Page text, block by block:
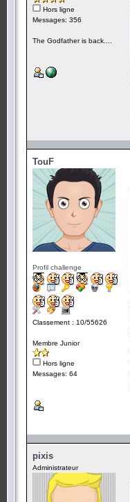
Hors ligne
Messages: 356
The Godfather is back....
TouF
Profil challenge
Classement : 10/55626
Membre Junior
Hors ligne
Messages: 64
pixis
Administrateur